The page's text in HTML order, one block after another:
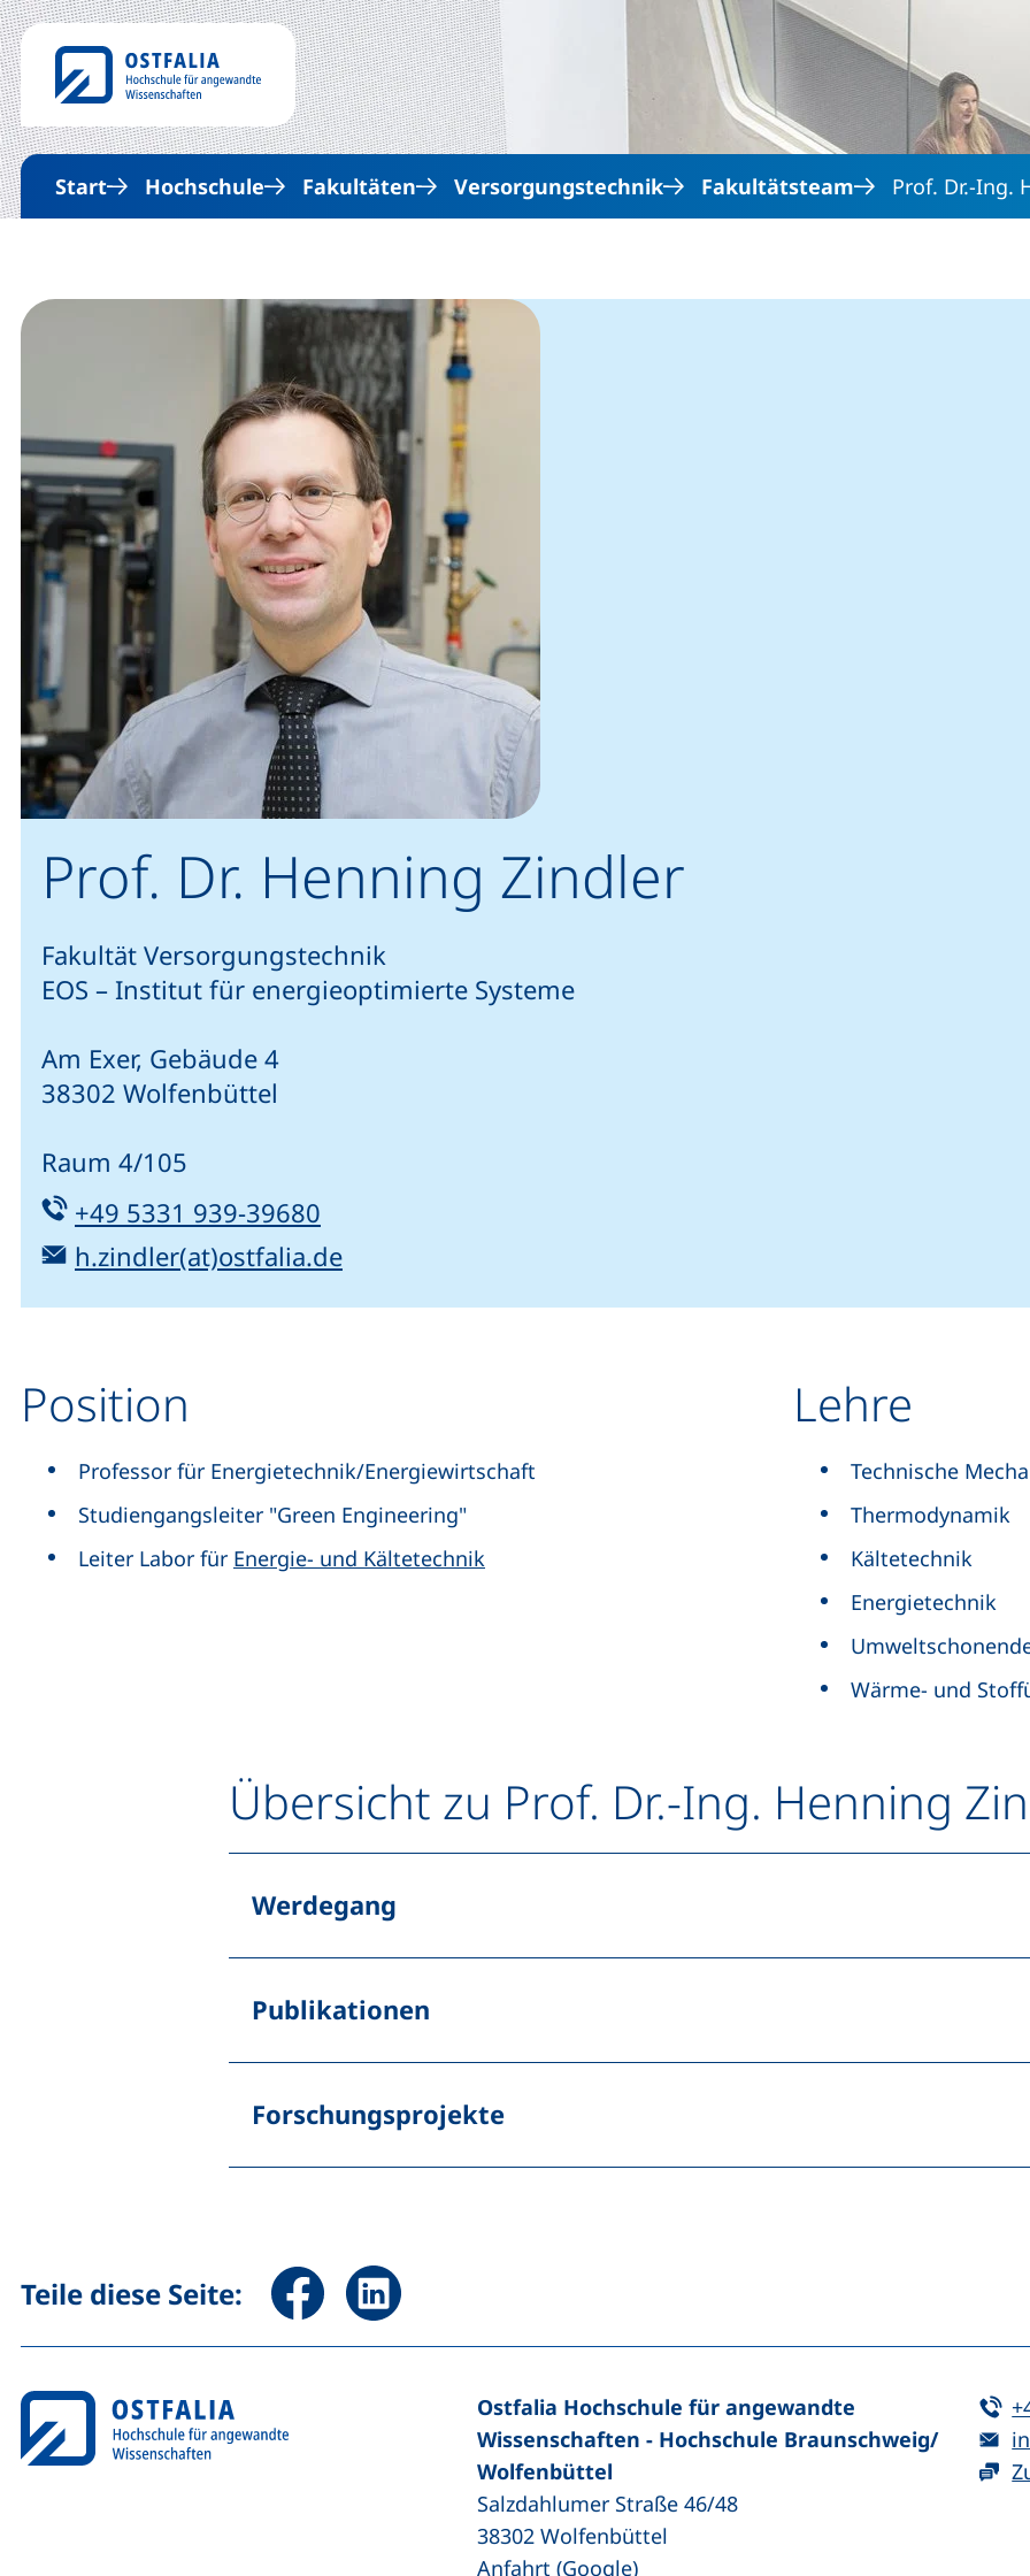
Direkt zum Inhalt
Start Hochschule Fakultäten Versorgungstechnik Fakultätsteam Prof. Dr.-Ing.
Prof. Dr. Henning Zindler
Fakultät Versorgungstechnik
EOS – Institut für energieoptimierte Systeme
Am Exer, Gebäude 4
38302 Wolfenbüttel
Raum 4/105
Tel:
+49 5331 939-39680
E-Mail:
h.zindler(at)ostfalia.de(öffnet Ihr E-Mail-Programm)
Position
Professor für Energietechnik/Energiewirtschaft
Studiengangsleiter "Green Engineering"
Leiter Labor für Energie- und Kältetechnik
Lehre
Technische
Thermodynamik
Kältetechnik
Energietechnik
Wärme- und
Übersicht zu Prof. Dr.-Ing. Henning
Werdegang
Publikationen
Forschungsprojekte
Teile diese Seite: Seite über Facebook teilen (externer Link, öffnet neues Fenster)
Seite über LinkedIn teilen (externer Link, öffnet neues Fenster)
Ostfalia Hochschule für angewandte
Wissenschaften - Hochschule Braunschweig/​
Wolfenbüttel
Salzdahlumer Straße 46/48
38302 Wolfenbüttel
Anfahrt (Google)(externer Link, öffnet neues Fenster)